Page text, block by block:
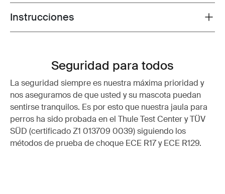
Toggle guides and instructions
Instrucciones
Seguridad para todos
La seguridad siempre es nuestra máxima prioridad y
nos aseguramos de que usted y su mascota puedan
sentirse tranquilos. Es por esto que nuestra jaula para
perros ha sido probada en el Thule Test Center y TÜV
SÜD (certificado Z1 013709 0039) siguiendo los
métodos de prueba de choque ECE R17 y ECE R129.